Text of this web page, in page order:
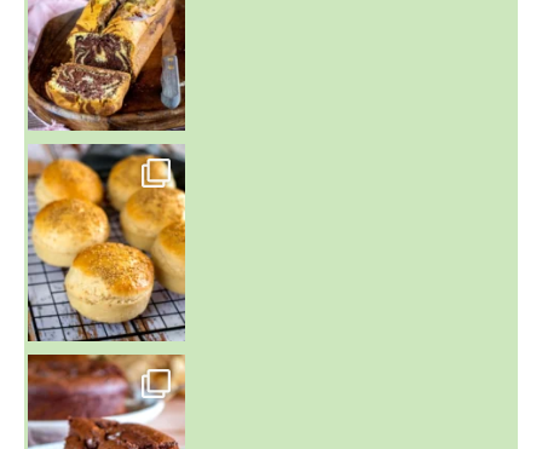
~ BUNS MAISON ~
Un peu de boulange par ici au
~ GÂTEAU FONDANT CHOCO NOISETTE ~
C'est lundi